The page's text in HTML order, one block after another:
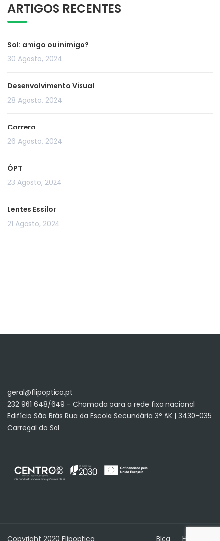
ARTIGOS RECENTES
Sol: amigo ou inimigo?
30 Agosto, 2024
Desenvolvimento Visual
28 Agosto, 2024
Carrera
26 Agosto, 2024
ÓPT
23 Agosto, 2024
Lentes Essilor
21 Agosto, 2024
geral@flipoptica.pt
232 961 648/649 - Chamada para a rede fixa nacional
Edifício São Brás Rua da Escola Secundária 3° AK | 3430-035
Carregal do Sal
Copyright 2020 Flipoptica Blog Home